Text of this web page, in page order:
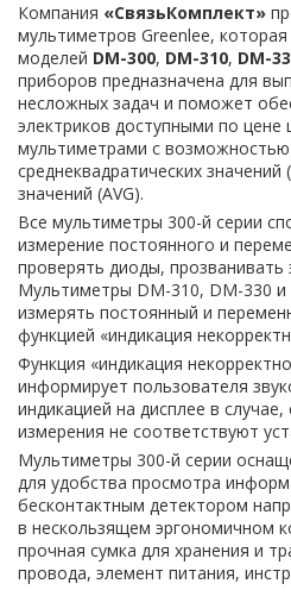
Компания «СвязьКомплект»
мультиметров Greenlee,
моделей DM-300, DM-310, DM-
приборов предназначена для
несложных задач и поможет
электриков доступными по
мультиметрами с
среднеквадратических значений
значений (AVG).
Все мультиметры 300-й серии
измерение постоянного и
проверять диоды, прозванивать
Мультиметры DM-310, DM-330
измерять постоянный и
функцией «индикация
Функция «индикация
информирует пользователя
индикацией на дисплее в
измерения не соответствуют
Мультиметры 300-й серии
для удобства просмотра
бесконтактным детектором
в нескользящем эргономичном
прочная сумка для хранения и
провода, элемент питания,